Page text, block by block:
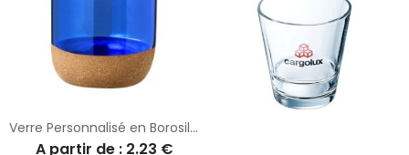
Verre Personnalisé en Borosilicate Bixlo
A partir de : 2.23 €